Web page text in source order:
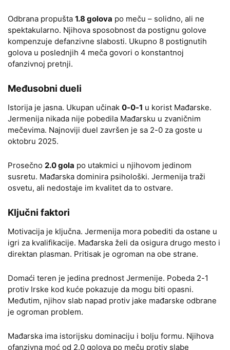
Odbrana propušta 1.8 golova po meču – solidno, ali ne
spektakularno. Njihova sposobnost da postignu golove
kompenzuje defanzivne slabosti. Ukupno 8 postignutih
golova u poslednjih 4 meča govori o konstantnoj
ofanzivnoj pretnji.
Međusobni dueli
Istorija je jasna. Ukupan učinak 0-0-1 u korist Mađarske.
Jermenija nikada nije pobedila Mađarsku u zvaničnim
mečevima. Najnoviji duel završen je sa 2-0 za goste u
oktobru 2025.
Prosečno 2.0 gola po utakmici u njihovom jedinom
susretu. Mađarska dominira psihološki. Jermenija traži
osvetu, ali nedostaje im kvalitet da to ostvare.
Ključni faktori
Motivacija je ključna. Jermenija mora pobediti da ostane u
igri za kvalifikacije. Mađarska želi da osigura drugo mesto i
direktan plasman. Pritisak je ogroman na obe strane.
Domaći teren je jedina prednost Jermenije. Pobeda 2-1
protiv Irske kod kuće pokazuje da mogu biti opasni.
Međutim, njihov slab napad protiv jake mađarske odbrane
je ogroman problem.
Mađarska ima istorijsku dominaciju i bolju formu. Njihova
ofanzivna moć od 2.0 golova po meču protiv slabe